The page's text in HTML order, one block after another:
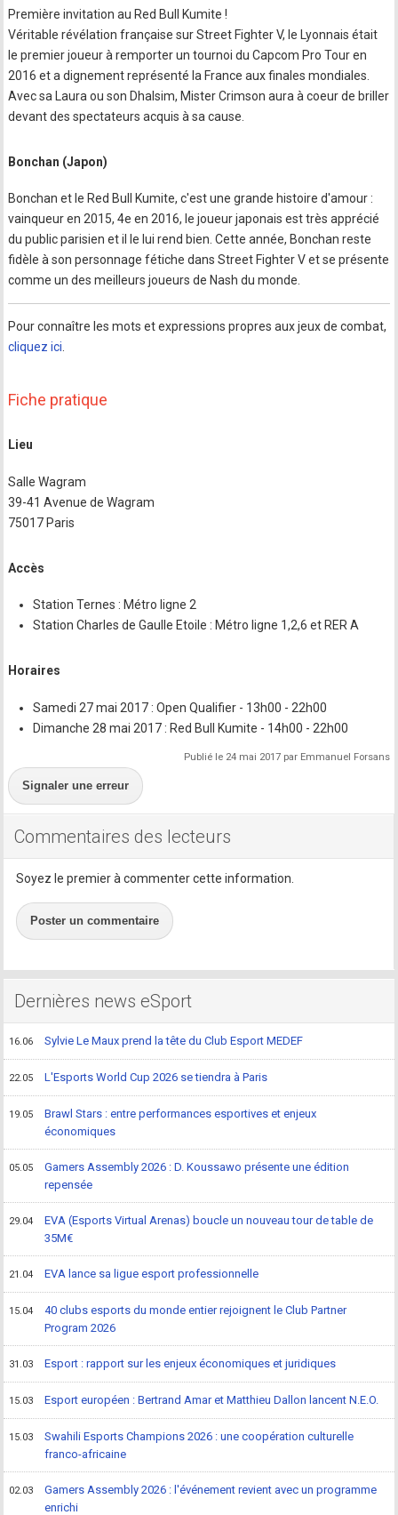
Première invitation au Red Bull Kumite !
Véritable révélation française sur Street Fighter V, le Lyonnais était
le premier joueur à remporter un tournoi du Capcom Pro Tour en
2016 et a dignement représenté la France aux finales mondiales.
Avec sa Laura ou son Dhalsim, Mister Crimson aura à coeur de briller
devant des spectateurs acquis à sa cause.
Bonchan (Japon)
Bonchan et le Red Bull Kumite, c'est une grande histoire d'amour :
vainqueur en 2015, 4e en 2016, le joueur japonais est très apprécié
du public parisien et il le lui rend bien. Cette année, Bonchan reste
fidèle à son personnage fétiche dans Street Fighter V et se présente
comme un des meilleurs joueurs de Nash du monde.
Pour connaître les mots et expressions propres aux jeux de combat,
cliquez ici
Fiche pratique
Lieu
Salle Wagram
39-41 Avenue de Wagram
75017 Paris
Accès
Station Ternes : Métro ligne 2
Station Charles de Gaulle Etoile : Métro ligne 1,2,6 et RER A
Horaires
Samedi 27 mai 2017 : Open Qualifier - 13h00 - 22h00
Dimanche 28 mai 2017 : Red Bull Kumite - 14h00 - 22h00
Publié le 24 mai 2017 par Emmanuel Forsans
Signaler une erreur
Commentaires des lecteurs
Soyez le premier à commenter cette information.
Poster un commentaire
Dernières news eSport
16.06 Sylvie Le Maux prend la tête du Club Esport MEDEF
22.05 L'Esports World Cup 2026 se tiendra à Paris
19.05
Brawl Stars : entre performances esportives et enjeux
économiques
05.05
Gamers Assembly 2026 : D. Koussawo présente une édition
repensée
29.04
EVA (Esports Virtual Arenas) boucle un nouveau tour de table de
35M€
21.04 EVA lance sa ligue esport professionnelle
15.04
40 clubs esports du monde entier rejoignent le Club Partner
Program 2026
31.03 Esport : rapport sur les enjeux économiques et juridiques
15.03 Esport européen : Bertrand Amar et Matthieu Dallon lancent N.E.O.
15.03
Swahili Esports Champions 2026 : une coopération culturelle
franco-africaine
02.03
Gamers Assembly 2026 : l'événement revient avec un programme
enrichi